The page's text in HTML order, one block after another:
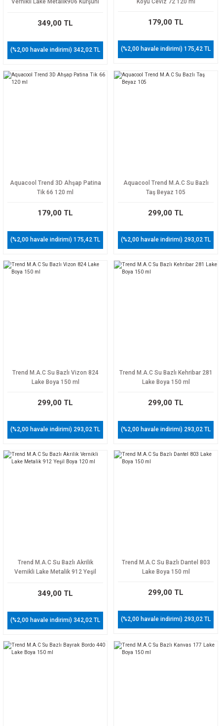
Vernikli Lake Metalik906 Kurşuni
349,00 TL
(%2,00 havale indirimi) 342,02 TL
Koyu Ceviz 72 120 ml
179,00 TL
(%2,00 havale indirimi) 175,42 TL
Aquacool Trend 3D Ahşap Patina
Tik 66 120 ml
179,00 TL
(%2,00 havale indirimi) 175,42 TL
Aquacool Trend M.A.C Su Bazlı
Taş Beyaz 105
299,00 TL
(%2,00 havale indirimi) 293,02 TL
Trend M.A.C Su Bazlı Vizon 824
Lake Boya 150 ml
299,00 TL
(%2,00 havale indirimi) 293,02 TL
Trend M.A.C Su Bazlı Kehribar 281
Lake Boya 150 ml
299,00 TL
(%2,00 havale indirimi) 293,02 TL
Trend M.A.C Su Bazlı Akrilik
Vernikli Lake Metalik 912 Yeşil
349,00 TL
(%2,00 havale indirimi) 342,02 TL
Trend M.A.C Su Bazlı Dantel 803
Lake Boya 150 ml
299,00 TL
(%2,00 havale indirimi) 293,02 TL